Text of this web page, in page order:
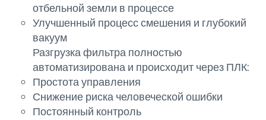
отбельной земли в процессе
Улучшенный процесс смешения и глубокий
вакуум
Разгрузка фильтра полностью
автоматизирована и происходит через ПЛК:
Простота управления
Снижение риска человеческой ошибки
Постоянный контроль